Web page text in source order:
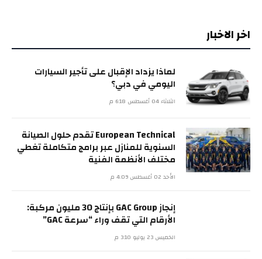
اخر الاخبار
لماذا يزداد الإقبال على تأجير السيارات
اليومي في دبي؟
الثلاثاء 04 أغسطس 6:18 م
European Technical تقدم حلول الصيانة
السنوية للمنازل عبر برامج متكاملة تغطي
مختلف الأنظمة الفنية
الأحد 02 أغسطس 4:09 م
إنجاز GAC Group بإنتاج 30 مليون مركبة:
الأرقام التي تقف وراء “سرعة GAC”
الخميس 23 يوليو 3:10 م